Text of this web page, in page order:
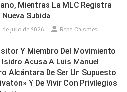
Mientras La MLC Registra
Nueva Subida
de julio de 2026 Repa Chismes
Y Miembro Del Movimiento
Isidro Acusa A Luis Manuel
Alcántara De Ser Un Supuesto
Y De Vivir Con Privilegios